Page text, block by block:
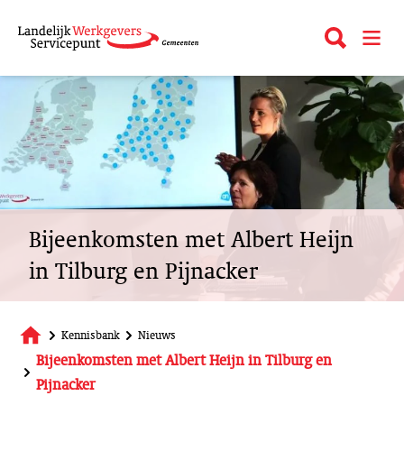
de
inhoud
Zoeken
Bijeenkomsten met Albert Heijn
in Tilburg en Pijnacker
Kennisbank Nieuws
Bijeenkomsten met Albert Heijn in Tilburg en
Pijnacker